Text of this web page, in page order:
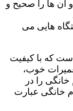
آن ها را صحیح و
هایی می
که با کیفیت
خوب،
را در
خانگی عبارت